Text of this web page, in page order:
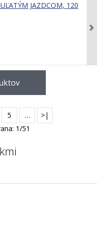
JAZDCOM, 120
5 …
>|
1/51